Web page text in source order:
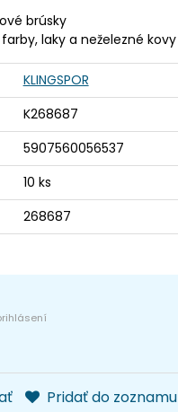
Pridať do zoznamu
brúsky
laky a neželezné kovy
KLINGSPOR
K268687
5907560056537
10 ks
268687